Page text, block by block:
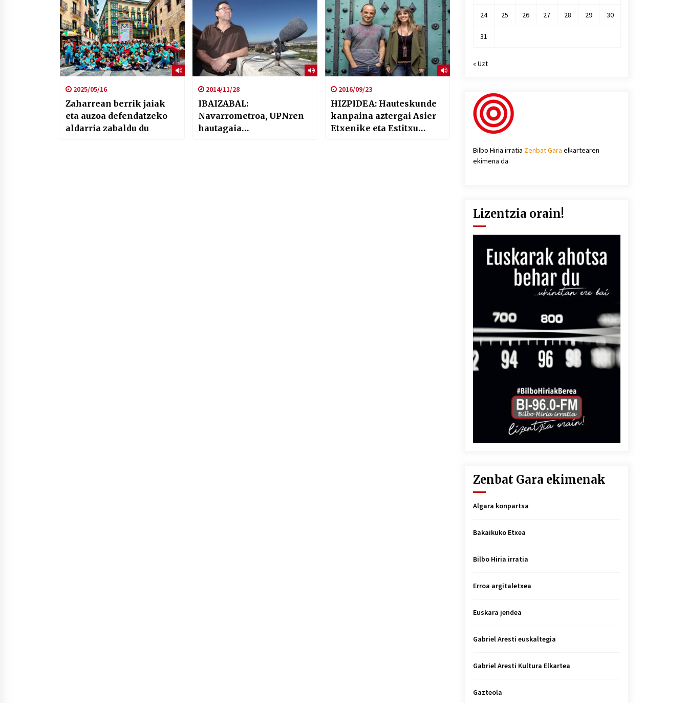
2025/05/16
Zaharrean berrik jaiak
eta auzoa defendatzeko
aldarria zabaldu du
2014/11/28
IBAIZABAL:
Navarrometroa, UPNren
hautagaia…
2016/09/23
HIZPIDEA: Hauteskunde
kanpaina aztergai Asier
Etxenike eta Estitxu
24 25 26 27 28 29 30
31
« Uzt
Bilbo Hiria irratia Zenbat Gara elkartearen
ekimena da.
Lizentzia orain!
Zenbat Gara ekimenak
Algara konpartsa
Bakaikuko Etxea
Bilbo Hiria irratia
Erroa argitaletxea
Euskara jendea
Gabriel Aresti euskaltegia
Gabriel Aresti Kultura Elkartea
Gazteola